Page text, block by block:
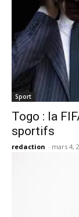
Sport
Togo : la
sportifs
redaction - mars 4,